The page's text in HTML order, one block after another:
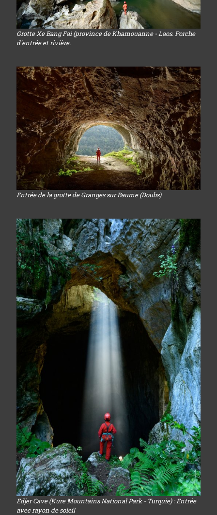
Grotte Xe Bang Fai (province de Khamouanne - Laos. Porche
d'entrée et rivière.
Entrée de la grotte de Granges sur Baume (Doubs)
Edjer Cave (Kure Mountains National Park - Turquie) : Entrée
avec rayon de soleil